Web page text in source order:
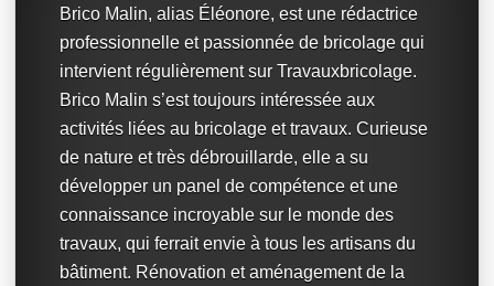
Brico Malin, alias Éléonore, est une rédactrice
professionnelle et passionnée de bricolage qui
intervient régulièrement sur Travauxbricolage.
Brico Malin s’est toujours intéressée aux
activités liées au bricolage et travaux. Curieuse
de nature et très débrouillarde, elle a su
développer un panel de compétence et une
connaissance incroyable sur le monde des
travaux, qui ferrait envie à tous les artisans du
bâtiment. Rénovation et aménagement de la